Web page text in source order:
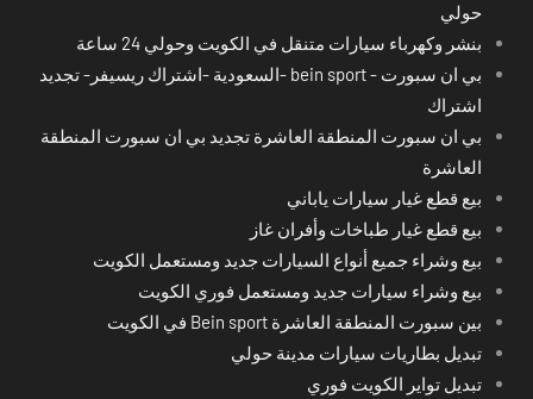
حولي
بنشر وكهرباء سيارات متنقل في الكويت وحولي 24 ساعة
بي ان سبورت - bein sport -السعودية -اشتراك ريسيفر- تجديد
اشتراك
بي ان سبورت المنطقة العاشرة تجديد بي ان سبورت المنطقة
العاشرة
بيع قطع غيار سيارات ياباني
بيع قطع غيار طباخات وأفران غاز
بيع وشراء جميع أنواع السيارات جديد ومستعمل الكويت
بيع وشراء سيارات جديد ومستعمل فوري الكويت
بين سبورت المنطقة العاشرة Bein sport في الكويت
تبديل بطاريات سيارات مدينة حولي
تبديل تواير الكويت فوري